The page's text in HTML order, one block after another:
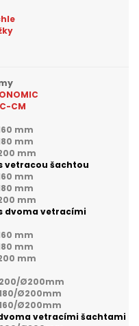
CM
mm
mm
mm
vetracou šachtou
mm
mm
mm
dvoma vetracími
mm
mm
mm
Ø200mm
Ø200mm
Ø200mm
vetracími šachtami